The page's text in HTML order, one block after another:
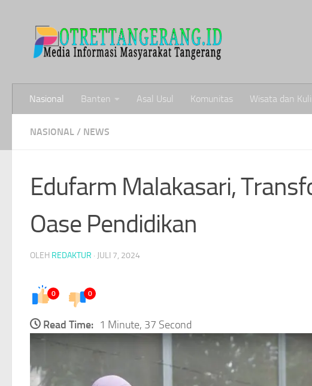
Nasional Banten Asal Usul Komunitas Wisata dan
NASIONAL / NEWS
Edufarm Malakasari,
Oase Pendidikan
OLEH REDAKTUR · JULI 7, 2024
0 0
Read Time: 1 Minute, 37 Second